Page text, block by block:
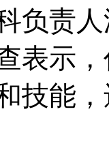
负责
表示
技能